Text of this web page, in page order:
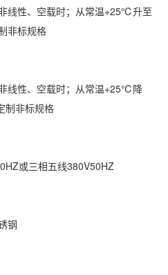
性、空载时；从常温+25℃升至
非标规格
性、空载时；从常温+25℃降
制非标规格
或三相五线380V50HZ
钢